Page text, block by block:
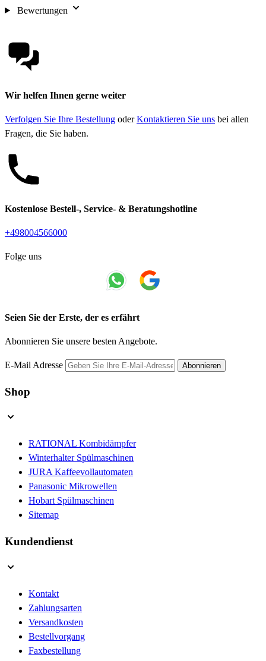
Bewertungen
Wir helfen Ihnen gerne weiter
Verfolgen Sie Ihre Bestellung oderKontaktieren Sie uns bei allen
Fragen, die Sie haben.
Kostenlose Bestell-, Service- & Beratungshotline
+498004566000
Folge uns
Seien Sie der Erste, der es erfährt
Abonnieren Sie unsere besten Angebote.
E-Mail Adresse Abonnieren
Shop
RATIONAL Kombidämpfer
Winterhalter Spülmaschinen
JURA Kaffeevollautomaten
Panasonic Mikrowellen
Hobart Spülmaschinen
Sitemap
Kundendienst
Kontakt
Zahlungsarten
Versandkosten
Bestellvorgang
Faxbestellung